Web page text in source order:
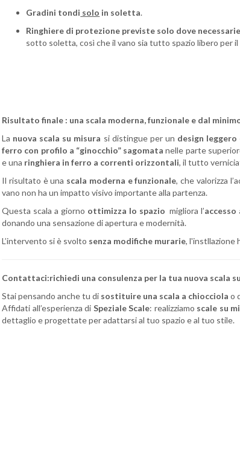
Gradini tondi solo in soletta.
Ringhiere di protezione previste solo dove
sotto soletta, così che il vano sia tutto spazio libero per il
Risultato finale : una scala moderna, funzionale e dal
La nuova scala su misura si distingue per un design
ferro con profilo a “ginocchio” sagomata nelle parte
e una ringhiera in ferro a correnti orizzontali, il tutto
Il risultato è una scala moderna e funzionale, che valorizza
vano non ha un impatto visivo importante alla partenza.
Questa scala a giorno ottimizza lo spazio migliora l’
donando una sensazione di apertura e modernità.
L’intervento si è svolto senza modifiche murarie, l'instllazione
Contattaci:richiedi una consulenza per la tua nuova scala
Stai pensando anche tu di sostituire una scala a chiocciola o
Affidati all’esperienza di Speziale Scale: realizziamo scale su
dettaglio e progettate per adattarsi al tuo spazio e al tuo stile.